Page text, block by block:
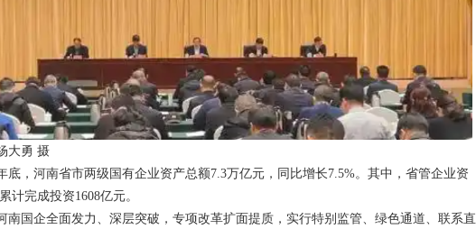
大勇 摄
底，河南省市两级国有企业资产总额7.3万亿元，同比增长7.5%。其中，省管企业资
计完成投资1608亿元。
南国企全面发力、深层突破，专项改革扩面提质，实行特别监管、绿色通道、联系直